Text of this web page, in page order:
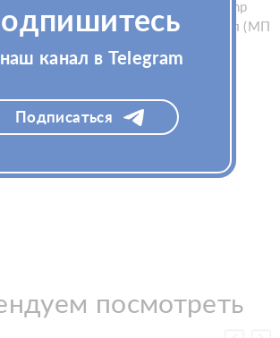
аминокислотами mp
systems DNA Lift 1х5мл (МП
Узнать цену
посмотреть
канал в Telegram
Подписаться